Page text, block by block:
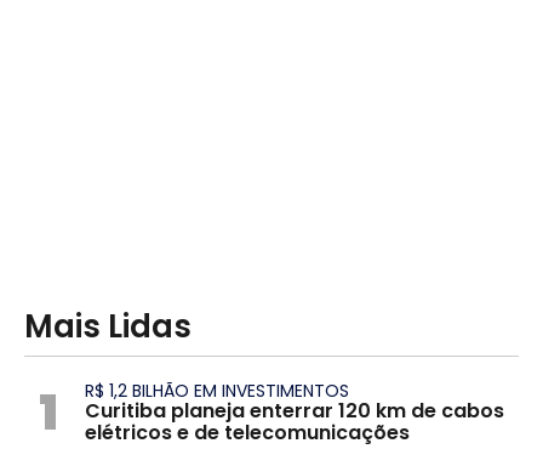
Mais Lidas
1 R$ 1,2 BILHÃO EM INVESTIMENTOS
Curitiba planeja enterrar 120 km de cabos
elétricos e de telecomunicações